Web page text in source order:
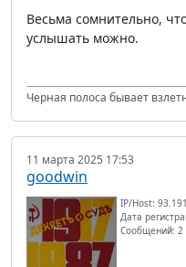
Весьма сомнительно,
услышать можно.
Черная полоса бывает
11 марта 2025 17:53
goodwin
IP/Host:
Дата
Сообщений: 2